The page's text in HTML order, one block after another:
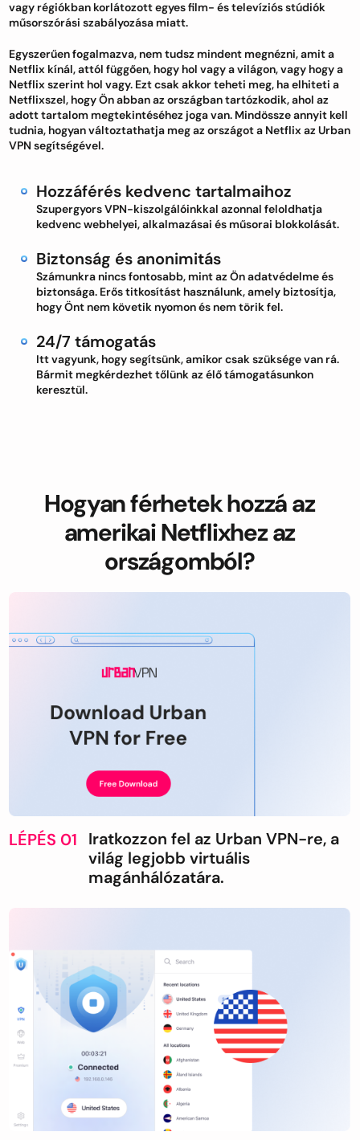
vagy régiókban korlátozott egyes film- és televíziós stúdiók
műsorszórási szabályozása miatt.
Egyszerűen fogalmazva, nem tudsz mindent megnézni, amit a
Netflix kínál, attól függően, hogy hol vagy a világon, vagy hogy a
Netflix szerint hol vagy. Ezt csak akkor teheti meg, ha elhiteti a
Netflixszel, hogy Ön abban az országban tartózkodik, ahol az
adott tartalom megtekintéséhez joga van. Mindössze annyit kell
tudnia, hogyan változtathatja meg az országot a Netflix az Urban
VPN segítségével.
Hozzáférés kedvenc tartalmaihoz
Szupergyors VPN-kiszolgálóinkkal azonnal feloldhatja
kedvenc webhelyei, alkalmazásai és műsorai blokkolását.
Biztonság és anonimitás
Számunkra nincs fontosabb, mint az Ön adatvédelme és
biztonsága. Erős titkosítást használunk, amely biztosítja,
hogy Önt nem követik nyomon és nem törik fel.
24/7 támogatás
Itt vagyunk, hogy segítsünk, amikor csak szüksége van rá.
Bármit megkérdezhet tőlünk az élő támogatásunkon
keresztül.
Hogyan férhetek hozzá az
amerikai Netflixhez az
országomból?
LÉPÉS 01
Iratkozzon fel az Urban VPN-re, a
világ legjobb virtuális
magánhálózatára.